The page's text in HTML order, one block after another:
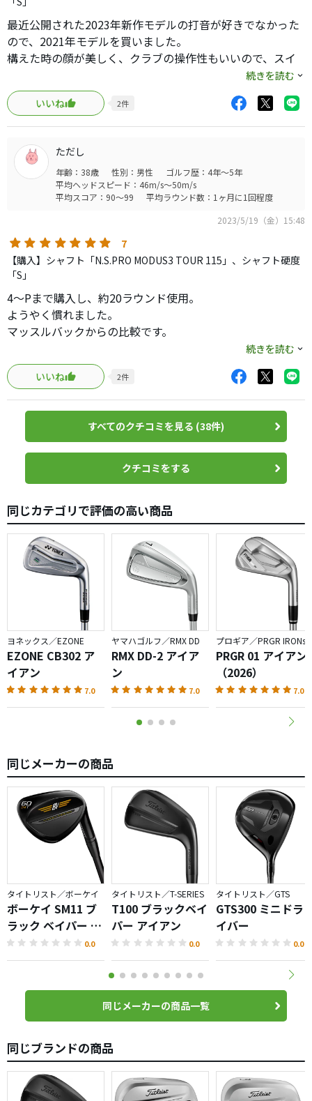
からカバー等全部揃えてしまいました。
大変、気に入って使用しています。
最近公開された2023年新作モデルの打音が好きでなかった
ので、2021年モデルを買いました。
構えた時の顔が美しく、クラブの操作性もいいので、スイ
ロフトの立っているT200の方が飛距離は出やすいのでしょ
うが、私の場合はT100Sの方が安心してしっかり振れるの
で、飛距離性能でのデメリットは感じていません。
ミスショットをしても大きく飛距離は落ちないですし、も
のすごく曲がることもないです。
打感は特別いいとは思いませんが、試打レビューで指摘さ
れるような弾き感は全く気になりません。
いので所有感が満たされています。買ってよかったアイアン
です。
続きを読む
いいね
2件
ただし
年齢：38歳 性別：男性
ゴルフ歴：4年～5年
平均ヘッドスピード：46m/s～50m/s
平均スコア：90～99
平均ラウンド数：1ヶ月に1回程度
2023/5/19（金）15:48
7
【購入】シャフト「N.S.PRO MODUS3 TOUR 115」、シャフト硬度
「S」
4〜Pまで購入し、約20ラウンド使用。
ようやく慣れました。
マッスルバックからの比較です。
逆に言えば曲げにくい。
しかし、曲げたいショットは1ラウンドに何回あるか。曲が
りにくいことで助かる場合が多々あります。
0.5番手飛びます。それなのに高さがでるのでしっかり止ま
ります。これはラクです。7番で175打てるのはラク。ライ
ン出しもしやすい。
トップブレードが薄いので構えて違和感無し。
打感もマッスル並み。
いまいちフェードが打ちにくいくらいです。
意外にも優しいアイアンです。
続きを読む
いいね
2件
すべてのクチコミを見る (38件)
クチコミをする
同じカテゴリで評価の高い商品
ヨネックス／EZONE
EZONE CB302 ア
イアン
7.0
ヤマハゴルフ／RMX DD
RMX DD-2 アイア
ン
7.0
プロギア／PRGR IRONs
PRGR 01 アイアン
（2026）
7.0
同じメーカーの商品
タイトリスト／ボーケイ
ボーケイ SM11 ブ
ラック ベイパー ウ
ェッジ
0.0
タイトリスト／T-SERIES
T100 ブラックベイ
パー アイアン
0.0
タイトリスト／GTS
GTS300 ミニドラ
イバー
0.0
同じメーカーの商品一覧
同じブランドの商品